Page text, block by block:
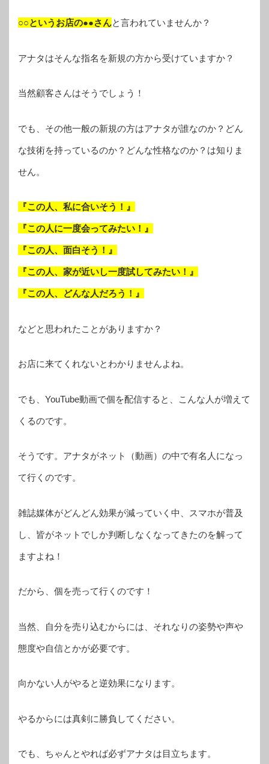
○○というお店の●●さんと言われていませんか？
アナタはそんな指名を新規の方から受けていますか？
当然顧客さんはそうでしょう！
でも、その他一般の新規の方はアナタが誰なのか？どん
な技術を持っているのか？どんな性格なのか？は知りま
せん。
『この人、私に合いそう！』
『この人に一度会ってみたい！』
『この人、面白そう！』
『この人、家が近いし一度試してみたい！』
『この人、どんな人だろう！』
などと思われたことがありますか？
お店に来てくれないとわかりませんよね。
でも、YouTube動画で個を配信すると、こんな人が増えて
くるのです。
そうです。アナタがネット（動画）の中で有名人になっ
て行くのです。
雑誌媒体がどんどん効果が減っていく中、スマホが普及
し、皆がネットでしか判断しなくなってきたのを解って
ますよね！
だから、個を売って行くのです！
当然、自分を売り込むからには、それなりの姿勢や声や
態度や自信とかが必要です。
向かない人がやると逆効果になります。
やるからには真剣に勝負してください。
でも、ちゃんとやれば必ずアナタは目立ちます。